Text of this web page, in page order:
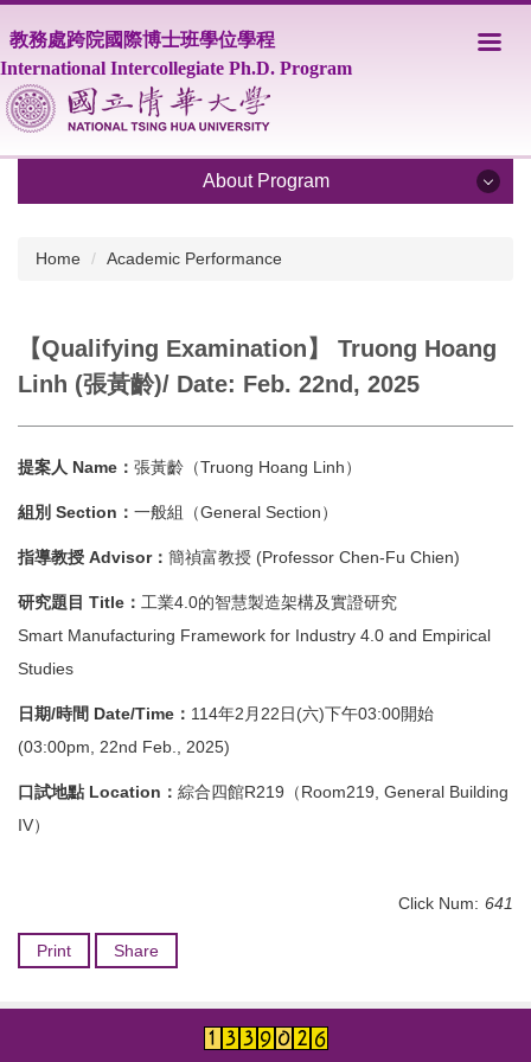
to
the
main
content
教務處跨院國際博士班學位學程
International Intercollegiate Ph.D. Program
About Program
Core Faculty
Supporting Faculty
Scholarship
Degree Requirement
Degree Examination Procedures
Student Affairs
FAQ
Photo Album
Home Academic Performance
【Qualifying Examination】 Truong Hoang
Linh (張黃齡)/ Date: Feb. 22nd, 2025
提案人 Name： 張黃齡（Truong Hoang Linh）
組別 Section： 一般組（General Section）
指導教授 Advisor： 簡禎富教授 (Professor Chen-Fu Chien)
研究題目 Title： 工業4.0的智慧製造架構及實證研究
Smart Manufacturing Framework for Industry 4.0 and Empirical
Studies
日期/時間 Date/Time： 114年2月22日(六)下午03:00開始
(03:00pm, 22nd Feb., 2025)
口試地點 Location： 綜合四館R219（Room219, General Building
IV）
Click Num: 641
Print Share